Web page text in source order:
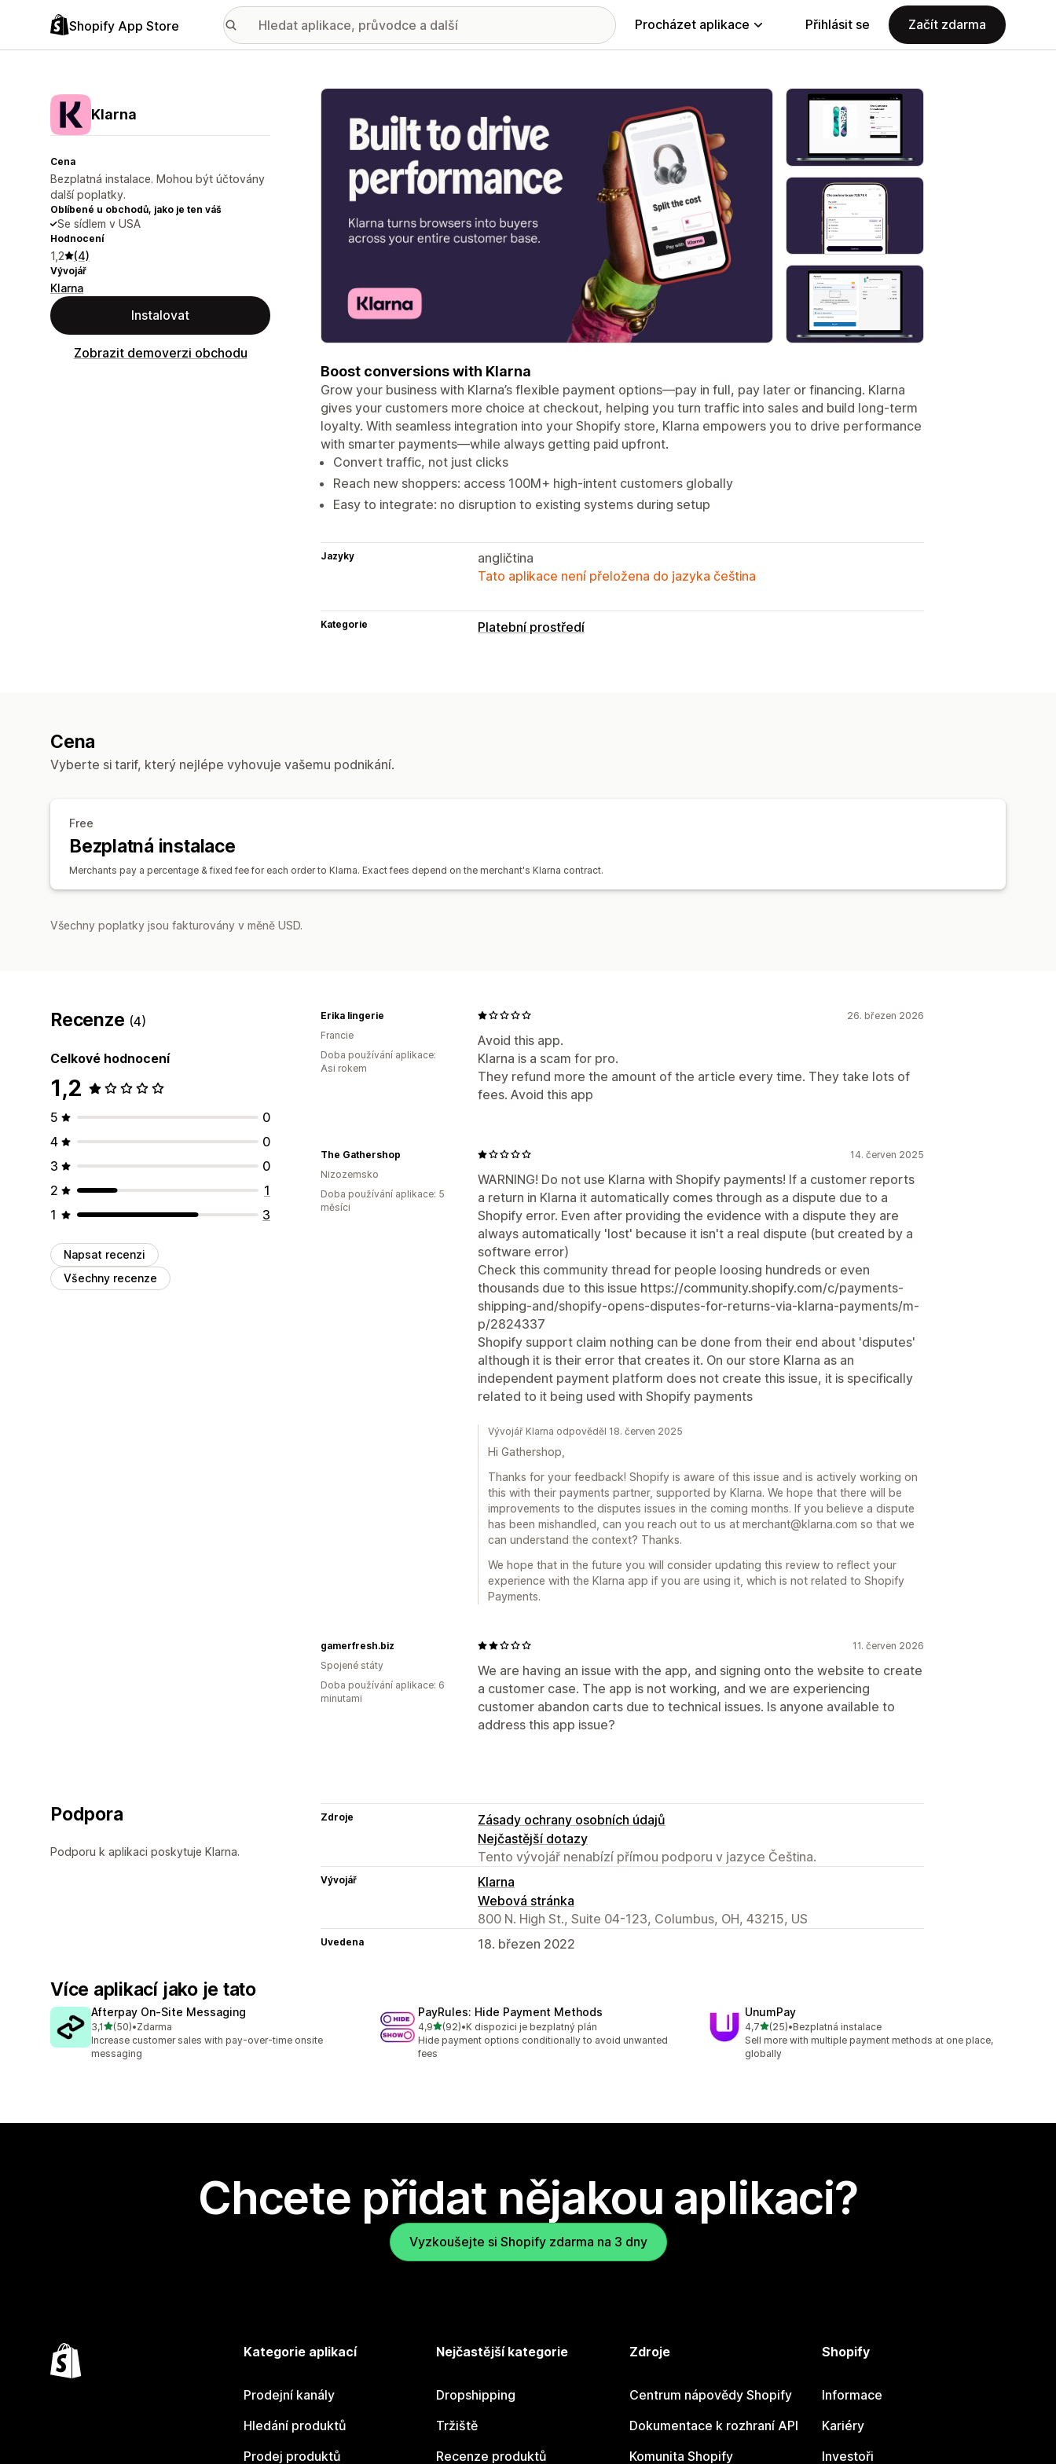
Shopify App Store Procházet aplikace Přihlásit se Začít zdarma
Klarna
Cena
Bezplatná instalace. Mohou být účtovány
další poplatky.
Oblíbené u obchodů, jako je ten váš
Se sídlem v USA
Hodnocení
1,2 (4)
Vývojář
Klarna
Instalovat
Zobrazit demoverzi obchodu
Galerie propagovaných obrázků
Boost conversions with Klarna
Grow your business with Klarna’s flexible payment options—pay in full, pay later or financing. Klarna
gives your customers more choice at checkout, helping you turn traffic into sales and build long-term
loyalty. With seamless integration into your Shopify store, Klarna empowers you to drive performance
with smarter payments—while always getting paid upfront.
Convert traffic, not just clicks
Reach new shoppers: access 100M+ high-intent customers globally
Easy to integrate: no disruption to existing systems during setup
Jazyky
angličtina
Tato aplikace není přeložena do jazyka čeština
Kategorie Platební prostředí
Cena
Vyberte si tarif, který nejlépe vyhovuje vašemu podnikání.
Free
Bezplatná instalace
Merchants pay a percentage & fixed fee for each order to Klarna. Exact fees depend on the merchant's Klarna contract.
Všechny poplatky jsou fakturovány v měně USD.
Recenze (4)
Celkové hodnocení
1,2
5
0
4
0
3
0
2
1
1
3
Napsat recenzi
Všechny recenze
26. březen 2026
Avoid this app.
Klarna is a scam for pro.
They refund more the amount of the article every time. They take lots of
fees. Avoid this app
Erika lingerie
Francie
Doba používání aplikace:
Asi rokem
14. červen 2025
WARNING! Do not use Klarna with Shopify payments! If a customer reports
a return in Klarna it automatically comes through as a dispute due to a
Shopify error. Even after providing the evidence with a dispute they are
always automatically 'lost' because it isn't a real dispute (but created by a
software error)
Check this community thread for people loosing hundreds or even
thousands due to this issue https://community.shopify.com/c/payments-
shipping-and/shopify-opens-disputes-for-returns-via-klarna-payments/m-
p/2824337
Shopify support claim nothing can be done from their end about 'disputes'
although it is their error that creates it. On our store Klarna as an
independent payment platform does not create this issue, it is specifically
related to it being used with Shopify payments
The Gathershop
Nizozemsko
Doba používání aplikace: 5
měsíci
Vývojář Klarna odpověděl 18. červen 2025
Hi Gathershop,
Thanks for your feedback! Shopify is aware of this issue and is actively working on
this with their payments partner, supported by Klarna. We hope that there will be
improvements to the disputes issues in the coming months. If you believe a dispute
has been mishandled, can you reach out to us at merchant@klarna.com so that we
can understand the context? Thanks.
We hope that in the future you will consider updating this review to reflect your
experience with the Klarna app if you are using it, which is not related to Shopify
Payments.
11. červen 2026
We are having an issue with the app, and signing onto the website to create
a customer case. The app is not working, and we are experiencing
customer abandon carts due to technical issues. Is anyone available to
address this app issue?
gamerfresh.biz
Spojené státy
Doba používání aplikace: 6
minutami
Podpora
Podporu k aplikaci poskytuje Klarna.
Zdroje
Zásady ochrany osobních údajů
Nejčastější dotazy
Tento vývojář nenabízí přímou podporu v jazyce Čeština.
Vývojář
Klarna
Webová stránka
800 N. High St., Suite 04-123, Columbus, OH, 43215, US
Uvedena 18. březen 2022
Více aplikací jako je tato
Afterpay On‑Site Messaging
3,1z 5 hvězd
(50)
Celkový počet recenzí: 50
•Zdarma
Increase customer sales with pay-over-time onsite
messaging
PayRules: Hide Payment Methods
4,9z 5 hvězd
(92)
Celkový počet recenzí: 92
•K dispozici je bezplatný plán
Hide payment options conditionally to avoid unwanted
fees
UnumPay
4,7z 5 hvězd
(25)
Celkový počet recenzí: 25
•Bezplatná instalace
Sell more with multiple payment methods at one place,
globally
Chcete přidat nějakou aplikaci?
Vyzkoušejte si Shopify zdarma na 3 dny
Kategorie aplikací
Prodejní kanály
Hledání produktů
Prodej produktů
Nejčastější kategorie
Dropshipping
Tržiště
Recenze produktů
Zdroje
Centrum nápovědy Shopify
Dokumentace k rozhraní API
Komunita Shopify
Shopify
Informace
Kariéry
Investoři